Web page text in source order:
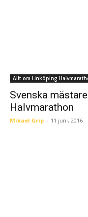
Allt om Linköping
Svenska
Halvmarathon
Mikael Grip - 11 juni, 2016